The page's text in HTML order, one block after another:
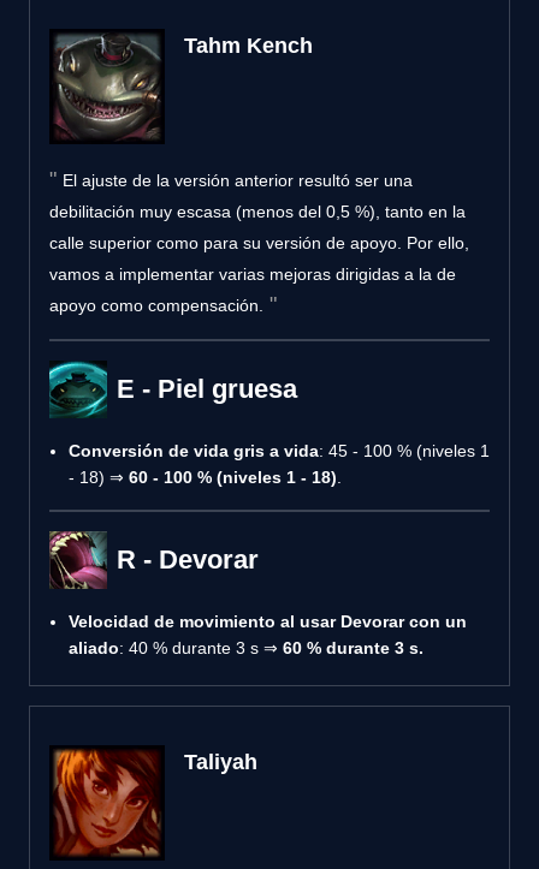
Tahm Kench
El ajuste de la versión anterior resultó ser una
debilitación muy escasa (menos del 0,5 %), tanto en la
calle superior como para su versión de apoyo. Por ello,
vamos a implementar varias mejoras dirigidas a la de
apoyo como compensación.
E - Piel gruesa
Conversión de vida gris a vida: 45 - 100 % (niveles 1
- 18) ⇒ 60 - 100 % (niveles 1 - 18)
R - Devorar
Velocidad de movimiento al usar Devorar con un
aliado: 40 % durante 3 s ⇒ 60 % durante 3 s.
Taliyah